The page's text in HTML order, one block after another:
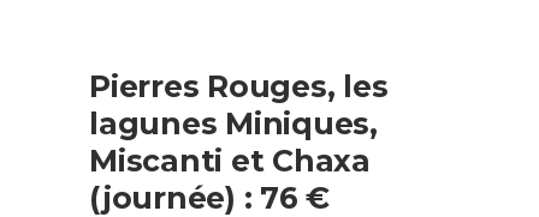
Pierres Rouges, les
lagunes Miniques,
Miscanti et Chaxa
(journée) : 76 €